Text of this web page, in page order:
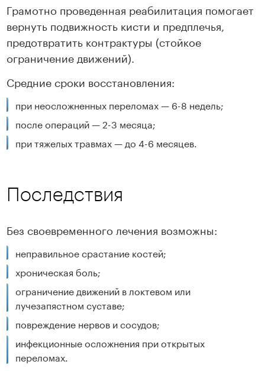
Грамотно проведенная реабилитация помогает
вернуть подвижность кисти и предплечья,
предотвратить контрактуры (стойкое
ограничение движений).
Средние сроки восстановления:
при неосложненных переломах — 6-8 недель;
после операций — 2-3 месяца;
при тяжелых травмах — до 4-6 месяцев.
Последствия
Без своевременного лечения возможны:
неправильное срастание костей;
хроническая боль;
ограничение движений в локтевом или
лучезапястном суставе;
повреждение нервов и сосудов;
инфекционные осложнения при открытых
переломах.